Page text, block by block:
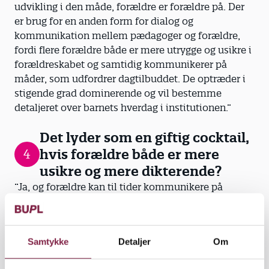
Samtykke Detaljer Om
udvikling i den måde, forældre er forældre på. Der
er brug for en anden form for dialog og
kommunikation mellem pædagoger og forældre,
fordi flere forældre både er mere utrygge og usikre i
forældreskabet og samtidig kommunikerer på
måder, som udfordrer dagtilbuddet. De optræder i
stigende grad dominerende og vil bestemme
detaljeret over barnets hverdag i institutionen.”
4
Det lyder som en giftig cocktail,
hvis forældre både er mere
usikre og mere dikterende?
”Ja, og forældre kan til tider kommunikere på
grænseoverskridende. Pædagoger og ledere kan
mange bøger for at føle sig trygge i deres
forældreskab, og som forsøger at trumfe